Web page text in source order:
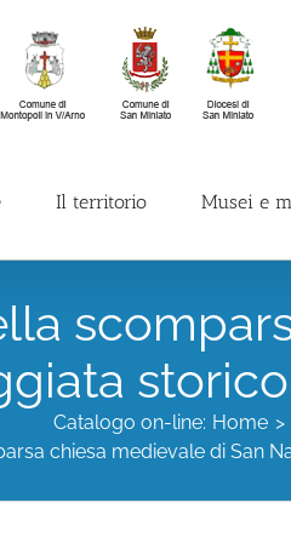
Il territorio Musei e
Catalogo on-line: Home
chiesa medievale di San